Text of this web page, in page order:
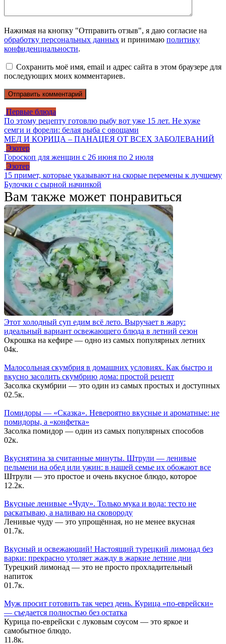
Нажимая на кнопку "Отправить отзыв", я даю согласие на
обработку персональных данных и принимаю политику
конфиденциальности.
Сохранить моё имя, email и адрес сайта в этом браузере для
последующих моих комментариев.
Первые блюда
По этому рецепту готовлю рыбу вот уже 15 лет. Не хуже
семги и форели: белая рыба с овощами
МЕД И КОРИЦА – ПАНАЦЕЯ ОТ ВСЕХ ЗАБОЛЕВАНИЙ
Эзотер
Гороскоп для женщин с 26 июня по 2 июля
Эзотер
15 примет, которые указывают на скорые перемены к лучшему
Булочки с сырной начинкой
Вам также может понравиться
Этот холодный суп едим всё лето. Выручает в жару:
идеальный вариант освежающего блюда в летний сезон
Окрошка на кефире — одно из самых популярных летних
04к.
Малосольная скумбрия в домашних условиях. Как быстро и
вкусно засолить скумбрию дома: простой рецепт
Засолка скумбрии — это один из самых простых и доступных
02.5к.
Помидоры — «Сказка». Невероятно вкусные и ароматные: не
помидоры, а «конфетка»
Засолка помидор — один из самых популярных способов
02к.
Вкуснятина за считанные минуты. Штрули — ленивые
пельмени на обед или ужин: в нашей семье их обожают все
Штрули — это простое и очень вкусное блюдо, которое
1 2.2к.
Вкусные ленивые «Чуду». Только мука и вода: тесто не
раскатываю, а наливаю на сковороду
Ленивые чуду — это упрощённая, но не менее вкусная
01.7к.
Вкусный и освежающий! Настоящий турецкий лимонад без
варки: прекрасно утоляет жажду в жаркие летние дни
Турецкий лимонад — это не просто прохладительный
напиток
01.7к.
Муж просит готовить так через день. Курица «по-еврейски»
— съедается полностью без остатка
Курица по-еврейски с луковым соусом — это яркое и
самобытное блюдо.
11.8к.